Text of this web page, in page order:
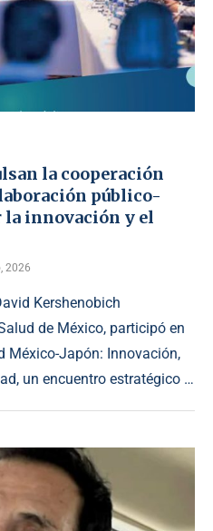
la cooperación
público-
la innovación y el
2026
Kershenobich
de México, participó en
México-Japón: Innovación,
un encuentro estratégico …